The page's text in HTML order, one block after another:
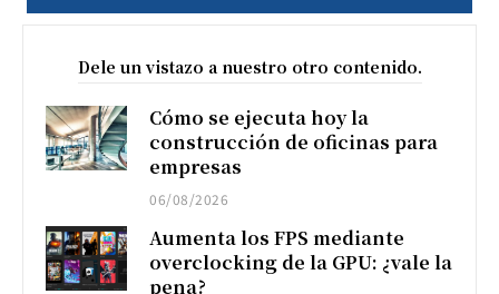
Dele un vistazo a nuestro otro contenido.
Cómo se ejecuta hoy la
construcción de oficinas para
empresas
06/08/2026
Aumenta los FPS mediante
overclocking de la GPU: ¿vale la
pena?